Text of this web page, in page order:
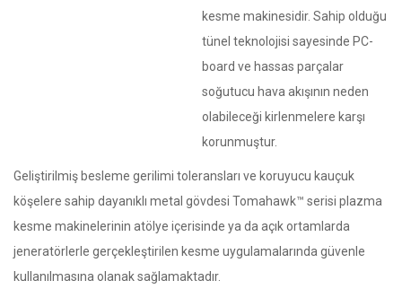
kesme makinesidir. Sahip olduğu
tünel teknolojisi sayesinde PC-
board ve hassas parçalar
soğutucu hava akışının neden
olabileceği kirlenmelere karşı
korunmuştur.
Geliştirilmiş besleme gerilimi toleransları ve koruyucu kauçuk
köşelere sahip dayanıklı metal gövdesi Tomahawk™ serisi plazma
kesme makinelerinin atölye içerisinde ya da açık ortamlarda
jeneratörlerle gerçekleştirilen kesme uygulamalarında güvenle
kullanılmasına olanak sağlamaktadır.